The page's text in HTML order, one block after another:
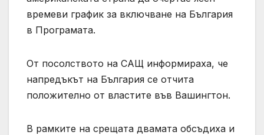
времеви график за включване на България
в Програмата.
От посолството на САЩ информираха, че
напредъкът на България се отчита
положително от властите във Вашингтон.
В рамките на срещата двамата обсъдиха и